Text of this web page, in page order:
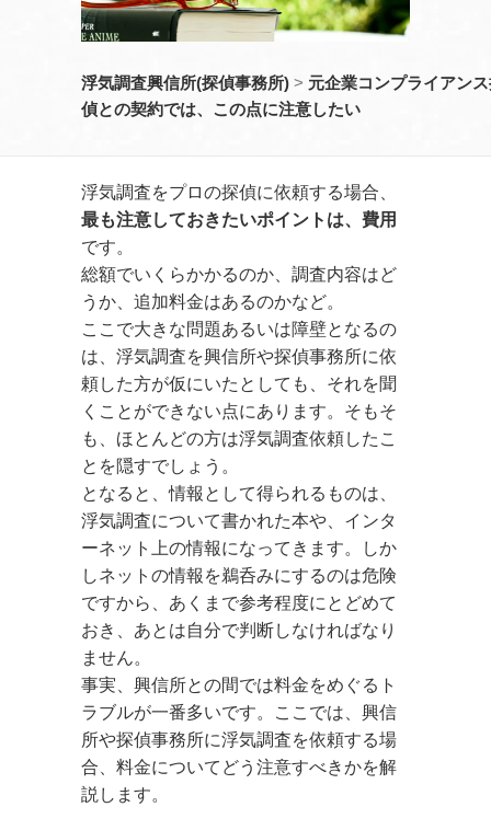
浮気調査興信所(探偵事務所) > 元企業コンプライアン
偵との契約では、この点に注意したい
浮気調査をプロの探偵に依頼する場合、
最も注意しておきたいポイントは、費用
です。
総額でいくらかかるのか、調査内容はど
うか、追加料金はあるのかなど。
ここで大きな問題あるいは障壁となるの
は、浮気調査を興信所や探偵事務所に依
頼した方が仮にいたとしても、それを聞
くことができない点にあります。そもそ
も、ほとんどの方は浮気調査依頼したこ
とを隠すでしょう。
となると、情報として得られるものは、
浮気調査について書かれた本や、インタ
ーネット上の情報になってきます。しか
しネットの情報を鵜呑みにするのは危険
ですから、あくまで参考程度にとどめて
おき、あとは自分で判断しなければなり
ません。
事実、興信所との間では料金をめぐるト
ラブルが一番多いです。ここでは、興信
所や探偵事務所に浮気調査を依頼する場
合、料金についてどう注意すべきかを解
説します。